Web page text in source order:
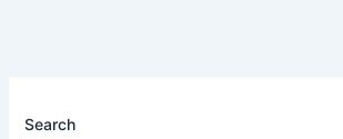
Search